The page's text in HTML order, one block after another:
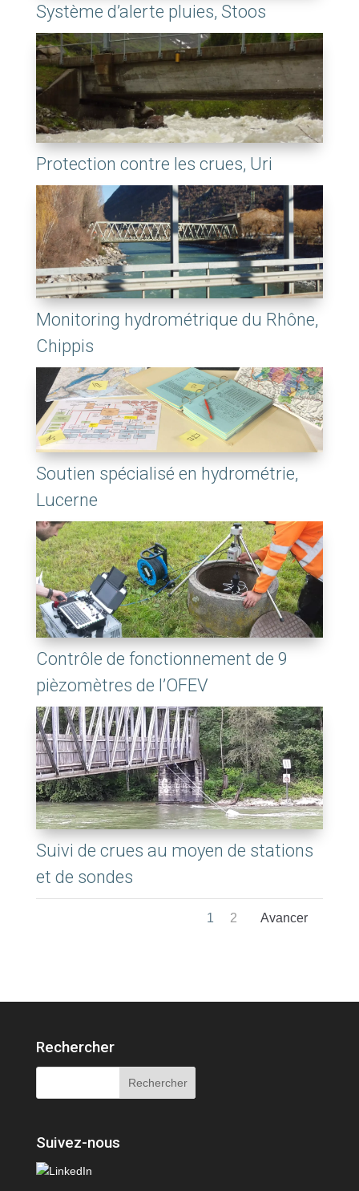
Système d’alerte pluies, Stoos
Protection contre les crues, Uri
Monitoring hydrométrique du Rhône,
Chippis
Soutien spécialisé en hydrométrie,
Lucerne
Contrôle de fonctionnement de 9
pièzomètres de l’OFEV
Suivi de crues au moyen de stations
et de sondes
1 2
Rechercher
Suivez-nous